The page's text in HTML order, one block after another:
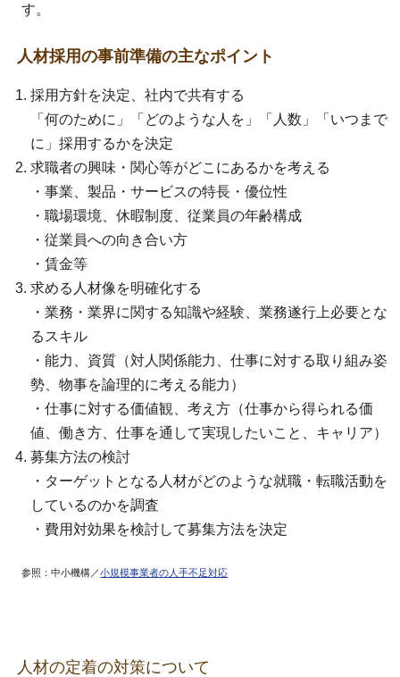
す。
人材採用の事前準備の主なポイント
採用方針を決定、社内で共有する
「何のために」「どのような人を」「人数」「いつまで
に」採用するかを決定
求職者の興味・関心等がどこにあるかを考える
・事業、製品・サービスの特長・優位性
・職場環境、休暇制度、従業員の年齢構成
・従業員への向き合い方
・賃金等
求める人材像を明確化する
・業務・業界に関する知識や経験、業務遂行上必要とな
るスキル
・能力、資質（対人関係能力、仕事に対する取り組み姿
勢、物事を論理的に考える能力）
・仕事に対する価値観、考え方（仕事から得られる価
値、働き方、仕事を通して実現したいこと、キャリア）
募集方法の検討
・ターゲットとなる人材がどのような就職・転職活動を
しているのかを調査
・費用対効果を検討して募集方法を決定
参照：中小機構／小規模事業者の人手不足対応
人材の定着の対策について